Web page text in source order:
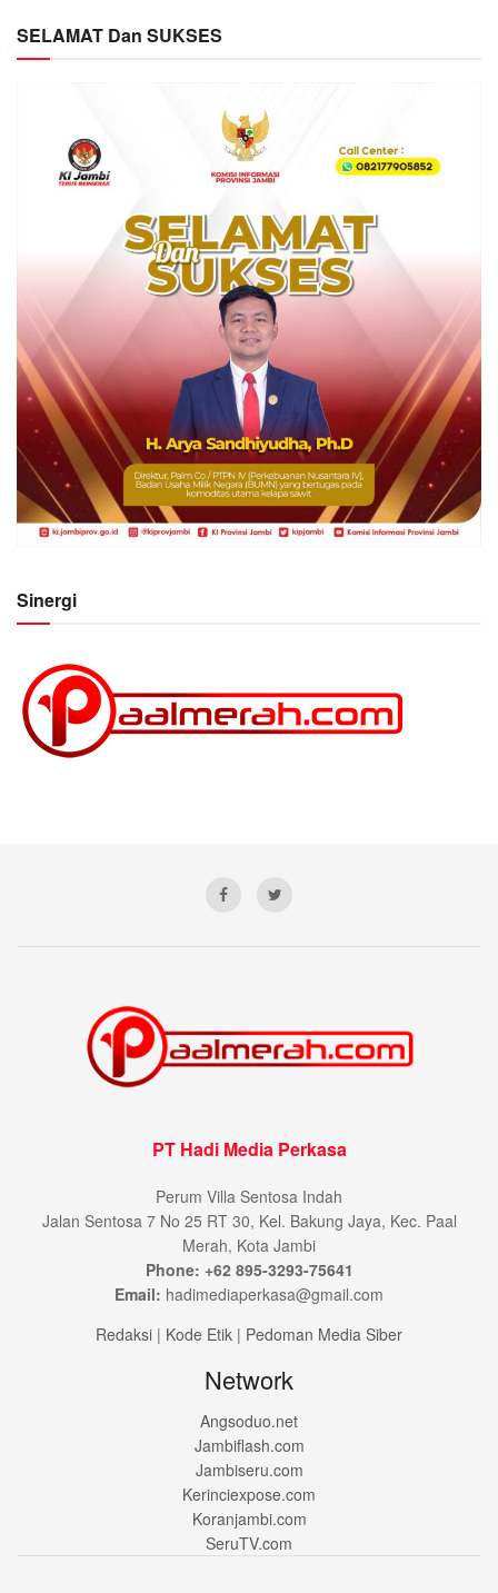
SELAMAT Dan SUKSES
Sinergi
PT Hadi Media Perkasa
Perum Villa Sentosa Indah
Jalan Sentosa 7 No 25 RT 30, Kel. Bakung Jaya, Kec. Paal
Merah, Kota Jambi
Phone: +62 895-3293-75641
Email: hadimediaperkasa@gmail.com
Redaksi | Kode Etik | Pedoman Media Siber
Network
Angsoduo.net
Jambiflash.com
Jambiseru.com
Kerinciexpose.com
Koranjambi.com
SeruTV.com